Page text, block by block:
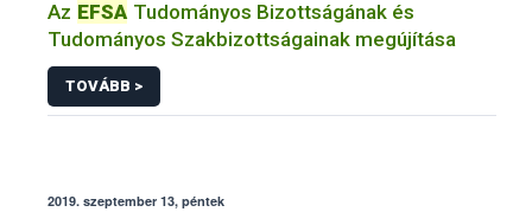
Az EFSA Tudományos Bizottságának és
Tudományos Szakbizottságainak megújítása
TOVÁBB >
2019. szeptember 13, péntek